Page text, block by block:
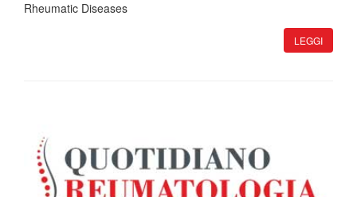
Rheumatic Diseases
LEGGI